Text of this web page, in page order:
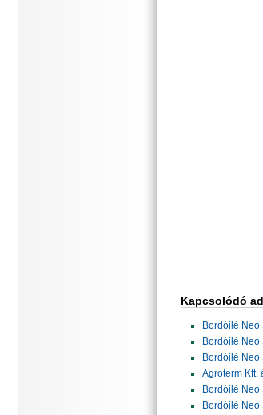
Kapcsolódó
Bordóilé Neo
Bordóilé
Bordóilé Neo
Agroterm Kft.
Bordóilé Neo
Bordóilé